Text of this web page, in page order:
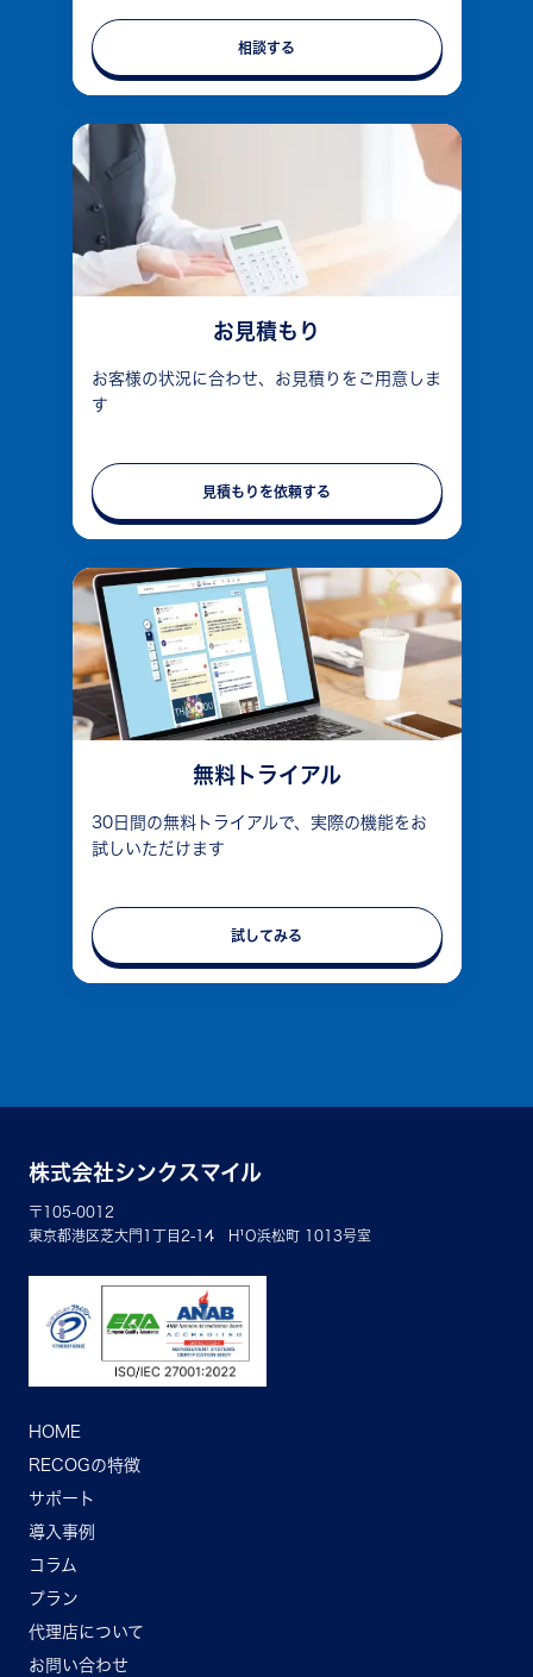
相談する
お見積もり
お客様の状況に合わせ、お見積りをご用意しま
す
見積もりを依頼する
無料トライアル
30日間の無料トライアルで、実際の機能をお
試しいただけます
試してみる
株式会社シンクスマイル
〒105-0012
東京都港区芝大門1丁目2-14 H¹O浜松町 1013号室
HOME
RECOGの特徴
サポート
導入事例
コラム
プラン
代理店について
お問い合わせ